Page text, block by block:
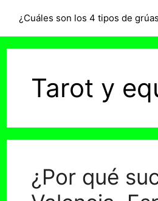
¿Cuáles son los 4 tipos de
Tarot y
¿Por qué